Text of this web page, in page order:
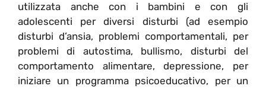
utilizzata anche con i bambini e con gli
adolescenti per diversi disturbi (ad esempio
disturbi d’ansia, problemi comportamentali, per
problemi di autostima, bullismo, disturbi del
comportamento alimentare, depressione, per
iniziare un programma psicoeducativo, per un